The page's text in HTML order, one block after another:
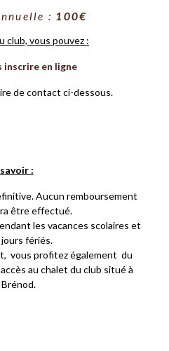
: 100€
club, vous pouvez :
inscrire en ligne
de contact ci-dessous.
:
Aucun remboursement
être effectué.
les vacances scolaires et
fériés.
vous profitez également du
au chalet du club situé à
Brénod.